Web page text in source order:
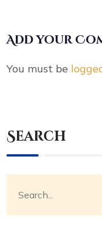
Add your
You must be
Search